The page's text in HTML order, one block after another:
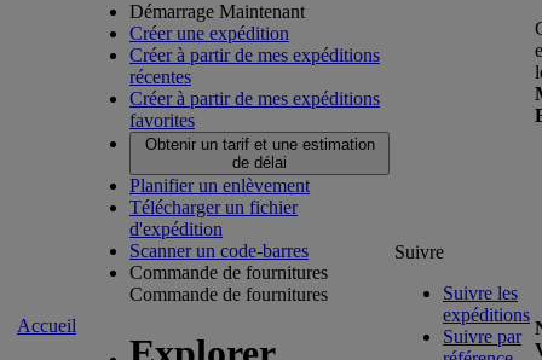
Accueil
Démarrage Maintenant
Créer une expédition
Créer à partir de mes expéditions
récentes
Créer à partir de mes expéditions
favorites
Obtenir un tarif et une estimation
de délai
Planifier un enlèvement
Télécharger un fichier
d'expédition
Scanner un code-barres
Commande de fournitures
Commande de fournitures
Suivre
Suivre les
expéditions
Suivre par